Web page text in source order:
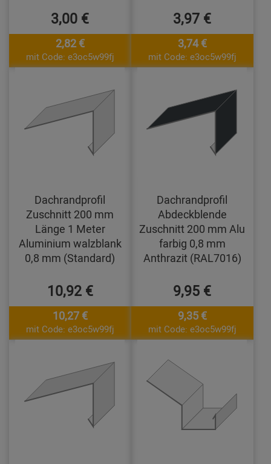
3,00 €
2,82 €
mit Code: e3oc5w99fj
3,97 €
3,74 €
mit Code: e3oc5w99fj
Dachrandprofil
Zuschnitt 200 mm
Länge 1 Meter
Aluminium walzblank
0,8 mm (Standard)
10,92 €
10,27 €
mit Code: e3oc5w99fj
Dachrandprofil
Abdeckblende
Zuschnitt 200 mm Alu
farbig 0,8 mm
Anthrazit (RAL7016)
9,95 €
9,35 €
mit Code: e3oc5w99fj